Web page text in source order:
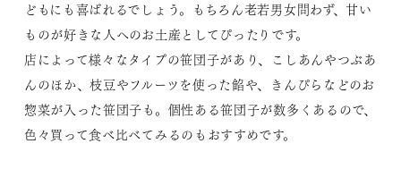
どもにも喜ばれるでしょう。もちろん老若男女問わず、甘い
ものが好きな人へのお土産としてぴったりです。
店によって様々なタイプの笹団子があり、こしあんやつぶあ
んのほか、枝豆やフルーツを使った餡や、きんぴらなどのお
惣菜が入った笹団子も。個性ある笹団子が数多くあるので、
色々買って食べ比べてみるのもおすすめです。